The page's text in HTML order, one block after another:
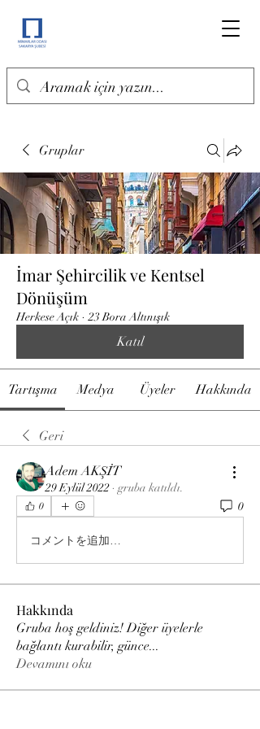
Gruplar
İmar Şehircilik ve Kentsel
Dönüşüm
Herkese Açık · 23 Bora Altınışık
Katıl
Tartışma Medya Üyeler Hakkında
Geri
Adem AKŞİT
29 Eylül 2022 · gruba katıldı.
0 0
コメントを追加…
Hakkında
Gruba hoş geldiniz! Diğer üyelerle
bağlantı kurabilir, günce...
Devamını oku